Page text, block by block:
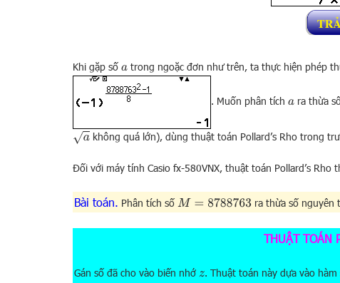
Khi gặp số a trong ngoặc đơn như trên, ta thực hiện phép
. Muốn phân tích a ra thừa
a không quá lớn), dùng thuật toán Pollard’s Rho trong
Đối với máy tính Casio fx-580VNX, thuật toán Pollard’s Rho
Bài toán. Phân tích số M= 8788763 ra thừa số nguyên
THUẬT TOÁN
Gán số đã cho vào biến nhớ z. Thuật toán này dựa vào hàm